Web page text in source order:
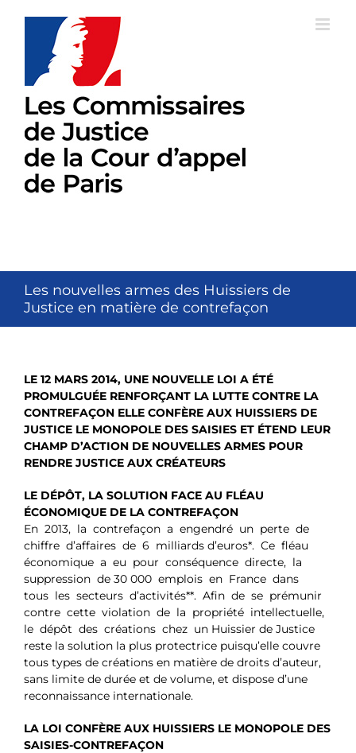
Les nouvelles armes des Huissiers de
Justice en matière de contrefaçon
LE 12 MARS 2014, UNE NOUVELLE LOI A ÉTÉ
PROMULGUÉE RENFORÇANT LA LUTTE CONTRE LA
CONTREFAÇON ELLE CONFÈRE AUX HUISSIERS DE
JUSTICE LE MONOPOLE DES SAISIES ET ÉTEND LEUR
CHAMP D’ACTION DE NOUVELLES ARMES POUR
RENDRE JUSTICE AUX CRÉATEURS
LE DÉPÔT, LA SOLUTION FACE AU FLÉAU
ÉCONOMIQUE DE LA CONTREFAÇON
En 2013, la contrefaçon a engendré un perte de
chiffre d’affaires de 6 milliards d’euros*. Ce fléau
économique a eu pour conséquence directe, la
suppression de 30 000 emplois en France dans
tous les secteurs d’activités**. Afin de se prémunir
contre cette violation de la propriété intellectuelle,
le dépôt des créations chez un Huissier de Justice
reste la solution la plus protectrice puisqu’elle couvre
tous types de créations en matière de droits d’auteur,
sans limite de durée et de volume, et dispose d’une
reconnaissance internationale.
LA LOI CONFÈRE AUX HUISSIERS LE MONOPOLE DES
SAISIES-CONTREFAÇON